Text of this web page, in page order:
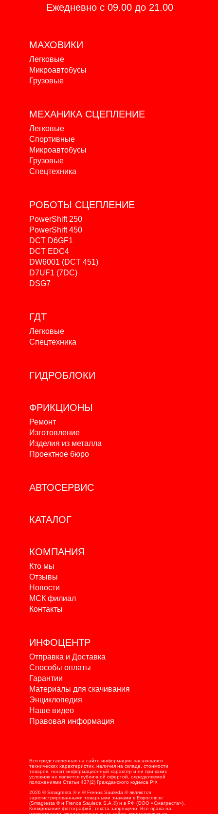
Ежедневно с 09.00 до 21.00
МАХОВИКИ
Легковые
Микроавтобусы
Грузовые
МЕХАНИКА СЦЕПЛЕНИЕ
Легковые
Спортивные
Микроавтобусы
Грузовые
Спецтехника
РОБОТЫ СЦЕПЛЕНИЕ
PowerShift 250
PowerShift 450
DCT D6GF1
DCT EDC4
DW6001 (DCT 451)
D7UF1 (7DC)
DSG7
ГДТ
Легковые
Спецтехника
ГИДРОБЛОКИ
ФРИКЦИОНЫ
Ремонт
Изготовление
Изделия из металла
Проектное бюро
АВТОСЕРВИС
КАТАЛОГ
КОМПАНИЯ
Кто мы
Отзывы
Новости
МСК филиал
Контакты
ИНФОЦЕНТР
Отправка и Доставка
Способы оплаты
Гарантии
Материалы для скачивания
Энциклопедия
Наше видео
Правовая информация
Вся представленная на сайте информация, касающаяся
технических характеристик, наличия на складе, стоимости
товаров, носит информационный характер и ни при каких
условиях не является публичной офертой, определяемой
положениями Статьи 437(2) Гражданского кодекса РФ.
2026 © Smagresta ® и © Frenos Sauleda ® являются
зарегистрированными товарными знаками в Евросоюзе
(Smagresta ® и Frenos Sauleda S.A.®) и в РФ (ООО «Смагреста»).
Копирование фотографий, текста запрещено. Все права на